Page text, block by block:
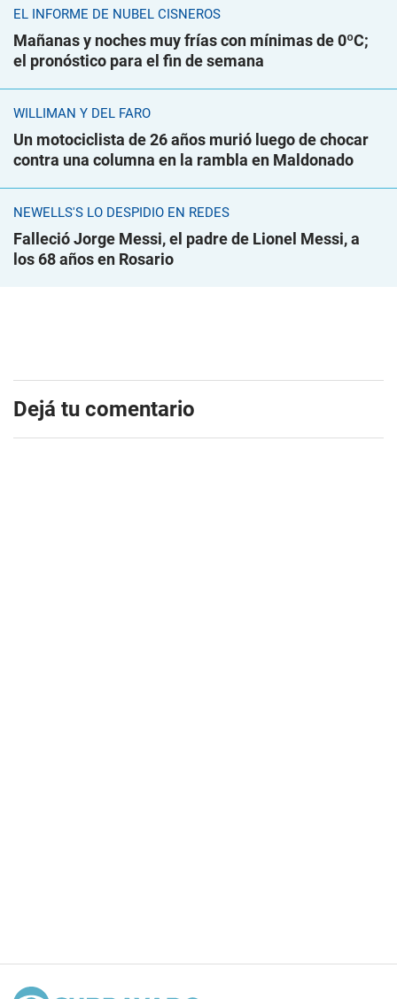
EL INFORME DE NUBEL CISNEROS
Mañanas y noches muy frías con mínimas de 0ºC;
el pronóstico para el fin de semana
WILLIMAN Y DEL FARO
Un motociclista de 26 años murió luego de chocar
contra una columna en la rambla en Maldonado
NEWELLS'S LO DESPIDIÓ EN REDES
Falleció Jorge Messi, el padre de Lionel Messi, a
los 68 años en Rosario
Dejá tu comentario